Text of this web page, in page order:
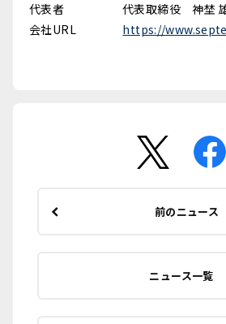
代表者 代表取締役 神埜
会社URL https://
前のニュース
ニュース一覧